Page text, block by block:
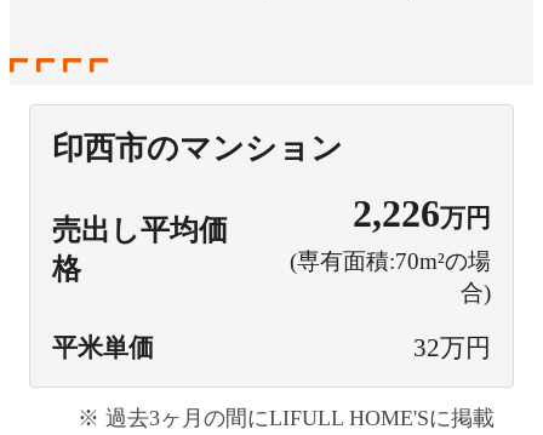
印西市のマンション
売出し平均価
格
2,226万円
(専有面積:70m²の場
合)
平米単価 32万円
過去3ヶ月の間にLIFULL HOME'Sに掲載